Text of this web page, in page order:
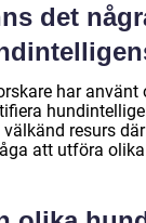
det
har använt
välkänd resurs
att utföra